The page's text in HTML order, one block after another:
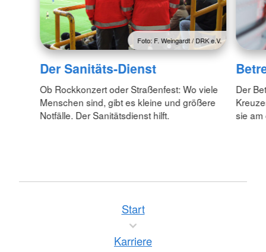
Foto: F. Weingardt / DRK e.V.
Der Sanitäts-Dienst
Ob Rockkonzert oder Straßenfest: Wo viele
Menschen sind, gibt es kleine und größere
Notfälle. Der Sanitätsdienst hilft.
Der
sie am
Start
Karriere